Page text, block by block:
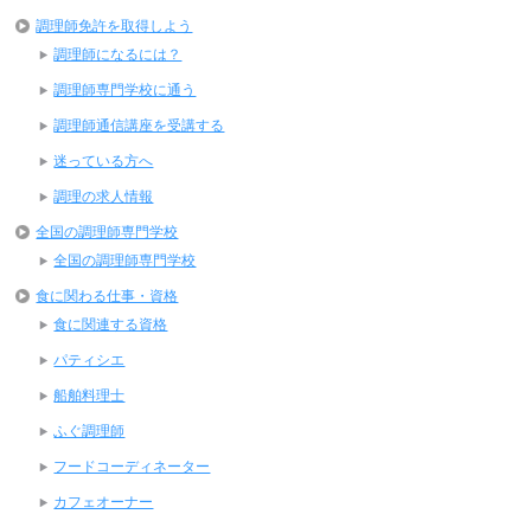
調理師免許を取得しよう
調理師になるには？
調理師専門学校に通う
調理師通信講座を受講する
迷っている方へ
調理の求人情報
全国の調理師専門学校
全国の調理師専門学校
食に関わる仕事・資格
食に関連する資格
パティシエ
船舶料理士
ふぐ調理師
フードコーディネーター
カフェオーナー